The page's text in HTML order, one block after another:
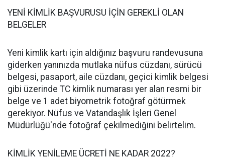
YENİ KİMLİK BAŞVURUSU İÇİN GEREKLİ OLAN
BELGELER
Yeni kimlik kartı için aldığınız başvuru randevusuna
giderken yanınızda mutlaka nüfus cüzdanı, sürücü
belgesi, pasaport, aile cüzdanı, geçici kimlik belgesi
gibi üzerinde TC kimlik numarası yer alan resmi bir
belge ve 1 adet biyometrik fotoğraf götürmek
gerekiyor. Nüfus ve Vatandaşlık İşleri Genel
Müdürlüğü'nde fotoğraf çekilmediğini belirtelim.
KİMLİK YENİLEME ÜCRETİ NE KADAR 2022?